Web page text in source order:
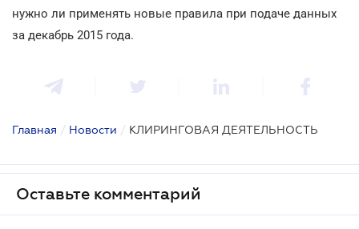
нужно ли применять новые правила при подаче данных
за декабрь 2015 года.
Главная / Новости / КЛИРИНГОВАЯ ДЕЯТЕЛЬНОСТЬ
Оставьте комментарий